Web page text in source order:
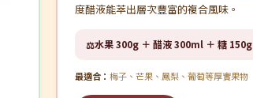
度醋液能萃出層次豐富的複合風味。
⚖️水果 300g ＋ 醋液 300ml ＋ 糖 150g
最適合：梅子、芒果、鳳梨、葡萄等厚實果物